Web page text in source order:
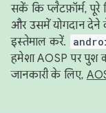
सकें कि प्लैटफ़ॉर्म, पूरे
और उसमें योगदान देने
इस्तेमाल करें.
हमेशा AOSP पर पुश
जानकारी के लिए,